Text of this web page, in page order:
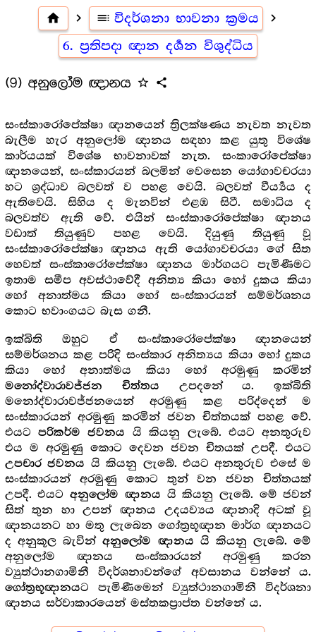
home navigate_next toc විදර්ශනා භාවනා ක්‍රමය navigate_next
6. ප්‍රතිපදා ඥාන දර්‍ශන විශුද්ධිය
(9) අනුලෝම ඥානය star_outline share
සංස්කාරෝපේක්ෂා ඥානයෙන් ත්‍රිලක්ෂණය නැවත නැවත
බැලීම හැර අනුලෝම ඥානය සඳහා කළ යුතු විශේෂ
කාර්යයක් විශේෂ භාවනාවක් නැත. සංකාරෝපේක්ෂා
ඥානයෙන්, සංස්කාරයන් බලමින් වෙසෙන යෝගාවචරයා
හට ශ්‍රද්ධාව බලවත් ව පහළ වෙයි. බලවත් වීර්‍ය්‍යය ද
ඇතිවෙයි. සිහිය ද මැනවින් එළඹ සිටී. සමාධිය ද
බලවත්ව ඇති වේ. එයින් සංස්කාරෝපේක්ෂා ඥානය
වඩාත් තියුණුව පහළ වෙයි. දියුණු තියුණු වූ
සංස්කාරෝපේක්ෂා ඥානය ඇති යෝගාවචරයා ගේ සිත
හෙවත් සංස්කාරෝපේක්ෂා ඥානය මාර්ගයට පැමිණීමට
ඉතාම සමීප අවස්ථාවේදී අනිත්‍ය කියා හෝ දුකය කියා
හෝ අනාත්මය කියා හෝ සංස්කාරයන් සම්මර්ශනය
කොට භවාංගයට බැස ගනී.
ඉක්බිති ඔහුට ඒ සංස්කාරෝපේක්ෂා ඥානයෙන්
සම්මර්ශනය කළ පරිදි සංස්කාර අනිත්‍යය කියා හෝ දුකය
කියා හෝ අනාත්මය කියා හෝ අරමුණු කරමින්
මනෝද්වාරාවජ්ජන චිත්තය උපදනේ ය. ඉක්බිති
මනෝද්වාරාවජ්ජනයෙන් අරමුණු කළ පරිද්දෙන් ම
සංස්කාරයන් අරමුණු කරමින් ජවන චිත්තයක් පහළ වේ.
එයටපරිකර්ම ජවනය
යි කියනු ලැබේ. එයට අනතුරුව
එය ම අරමුණු කොට දෙවන ජවන චිතයක් උපදී. එයට
උපචාර ජවනය යි කියනු ලැබේ. එයට අනතුරුව එසේ ම
සංස්කාරයන් අරමුණු කොට තුන් වන ජවන චිත්තයක්
උපදී. එයටඅනුලෝම ඥානය යි කියනු ලැබේ. මේ ජවන්
සිත් තුන හා උපන් ඥානය උදයව්‍යය ඥානාදි අටක් වූ
ඥානයනට හා මතු ලැබෙන ගෝත්‍රභූඥාන මාර්ග ඥානයට
ද අනුකූල බැවින්අනුලෝම ඥානය යි කියනු ලැබේ. මේ
අනුලෝම ඥානය සංස්කාරයන් අරමුණු කරන
ව්‍යුත්ථානගාමිනී විදර්ශනාවන්ගේ අවසානය වන්නේ ය.
ගෝත්‍රභූඥානයට පැමිණීමෙන් ව්‍යුත්ථානගාමිනී විදර්ශනා
ඥානය සර්වාකාරයෙන් මස්තකප්‍රාප්ත වන්නේ ය.